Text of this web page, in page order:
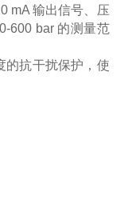
mA 输出信号、压
600 bar 的测量范
的抗干扰保护，使